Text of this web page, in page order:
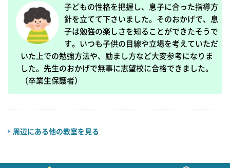
子どもの性格を把握し、息子に合った指導方
針を立てて下さいました。そのおかげで、息
子は勉強の楽しさを知ることができたそうで
す。いつも子供の目線や立場を考えていただ
いた上での勉強方法や、励まし方など大変参考になりま
した。先生のおかげで無事に志望校に合格できました。
（卒業生保護者）
周辺にある他の教室を見る